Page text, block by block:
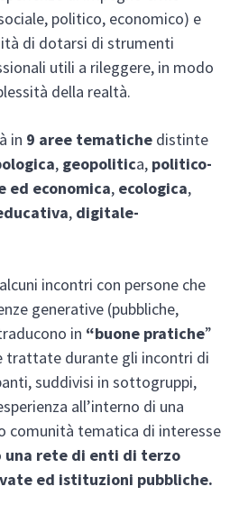
politico, economico) e
di dotarsi di strumenti
utili a rileggere, in modo
della realtà.
in 9 aree tematiche distinte
, geopolitica, politico-
ed economica, ecologica,
, digitale-
incontri con persone che
generative (pubbliche,
in “buone pratiche”
trattate durante gli incontri di
suddivisi in sottogruppi,
all’interno di una
comunità tematica di interesse
una rete di enti di terzo
ed istituzioni pubbliche.